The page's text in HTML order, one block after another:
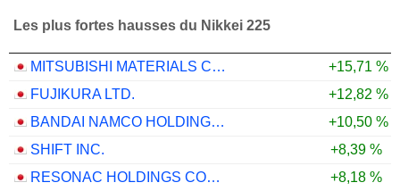
Les plus fortes hausses du Nikkei 225
MITSUBISHI MATERIALS CORPORATION
+15,71 %
FUJIKURA LTD.
+12,82 %
BANDAI NAMCO HOLDINGS INC.
+10,50 %
SHIFT INC.
+8,39 %
RESONAC HOLDINGS CORPORATION
+8,18 %